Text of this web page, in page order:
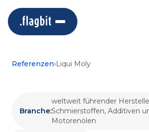
Referenzen›Liqui Moly
LIQUI MOLY
Liqui Moly
Branche:
weltweit führender
Schmierstoffen, Additiven
Motorenölen